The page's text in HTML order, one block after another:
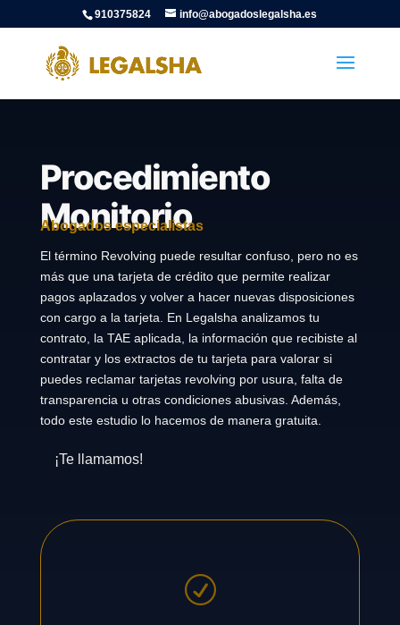
910375824 info@abogadoslegalsha.es
Procedimiento
Monitorio
Abogados especialistas
El término Revolving puede resultar confuso, pero no es
más que una tarjeta de crédito que permite realizar
pagos aplazados y volver a hacer nuevas disposiciones
con cargo a la tarjeta. En Legalsha analizamos tu
contrato, la TAE aplicada, la información que recibiste al
contratar y los extractos de tu tarjeta para valorar si
puedes reclamar tarjetas revolving por usura, falta de
transparencia u otras condiciones abusivas. Además,
todo este estudio lo hacemos de manera gratuita.
¡Te llamamos!
R